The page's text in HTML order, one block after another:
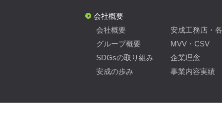
会社概要
会社概要
安成工務店・
グループ概要
MVV・CSV
SDGsの取り組み
企業理念
安成の歩み
事業内容実績